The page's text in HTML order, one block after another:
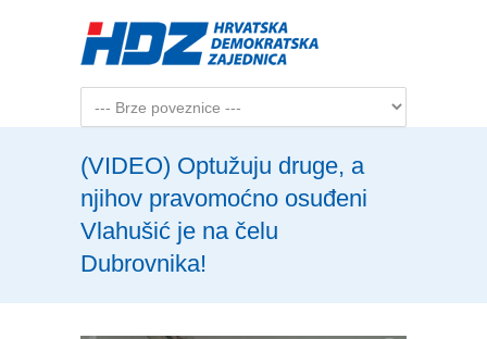
(VIDEO) Optužuju druge, a
njihov pravomoćno osuđeni
Vlahušić je na čelu
Dubrovnika!